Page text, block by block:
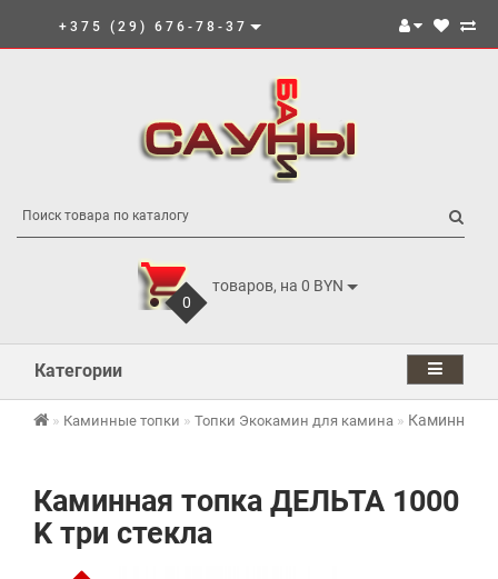
+375 (29) 676-78-37
0
товаров, на 0 BYN
Категории
Каминные топки Топки Экокамин для камина Каминная
Каминная топка ДЕЛЬТА 1000
K три стекла